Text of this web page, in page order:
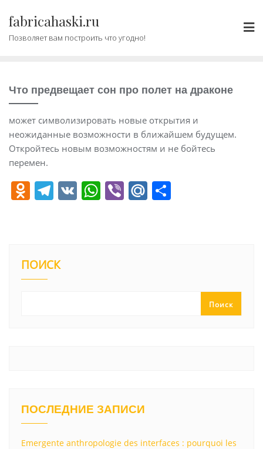
содержимому
fabricahaski.ru
Позволяет вам построить что угодно!
Что предвещает сон про полет на драконе
может символизировать новые открытия и
неожиданные возможности в ближайшем будущем.
Откройтесь новым возможностям и не бойтесь
перемен.
O
kl
a
T
a
V W Vi M
ПОИСК
Поиск
ПОСЛЕДНИЕ ЗАПИСИ
Emergente anthropologie des interfaces : pourquoi les